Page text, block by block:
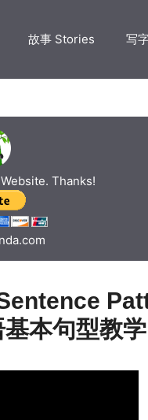
故事 Stories 写
Thanks!
本句型教